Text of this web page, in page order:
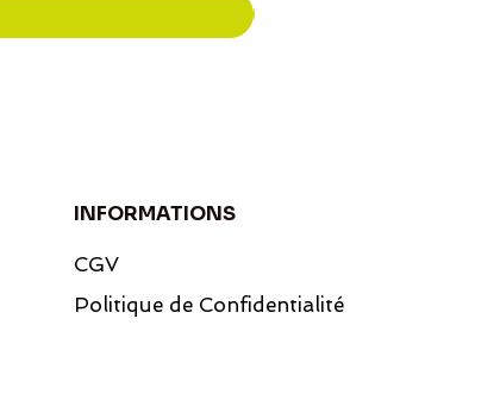
INFORMATIONS
CGV
Politique de Confidentialité